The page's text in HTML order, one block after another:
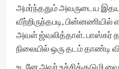
அமர்ந்ததும் அவருடைய
வீற்றிருந்தபடி, பின்னணியில்
அவள் ஜ்வலித்தாள். பாஸ்கர்
நிலையில் ஒரு தடம் தாண்டி
உடனே அவர் உச்சிக்குடுமி